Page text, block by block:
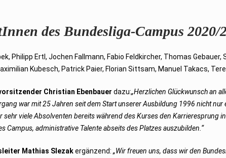
des Bundesliga-Campus 2020/
Philipp Ertl, Jochen Fallmann, Fabio Feldkircher, Thomas
Kubesch, Patrick Paier, Florian Sittsam, Manuel Takacs,
Christian Ebenbauer dazu:„Herzlichen Glückwunsch an
war mit 25 Jahren seit dem Start unserer Ausbildung 1996 nicht
sehr viele Absolventen bereits während des Kurses den Karrieresprung
Campus, administrative Talente abseits des Platzes auszubilden.“
Mathias Slezakergänzend: „Wir freuen uns, dass wir den